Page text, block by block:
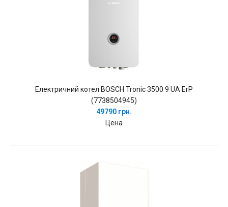
Електричний котел BOSCH Tronic 3500 9 UA ErP
(7738504945)
49790 грн.
Цена